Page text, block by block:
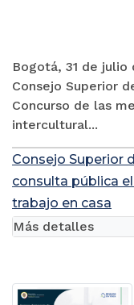
Bogotá, 31 de julio
Consejo Superior
Concurso de las
intercultural...
Consejo Superior
consulta pública
trabajo en casa
Más detalles